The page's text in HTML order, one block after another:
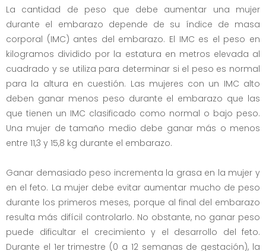
La cantidad de peso que debe aumentar una mujer
durante el embarazo depende de su índice de masa
corporal (IMC) antes del embarazo. El IMC es el peso en
kilogramos dividido por la estatura en metros elevada al
cuadrado y se utiliza para determinar si el peso es normal
para la altura en cuestión. Las mujeres con un IMC alto
deben ganar menos peso durante el embarazo que las
que tienen un IMC clasificado como normal o bajo peso.
Una mujer de tamaño medio debe ganar más o menos
entre 11,3 y 15,8 kg durante el embarazo.
Ganar demasiado peso incrementa la grasa en la mujer y
en el feto. La mujer debe evitar aumentar mucho de peso
durante los primeros meses, porque al final del embarazo
resulta más difícil controlarlo. No obstante, no ganar peso
puede dificultar el crecimiento y el desarrollo del feto.
Durante el 1er trimestre (0 a 12 semanas de gestación), la